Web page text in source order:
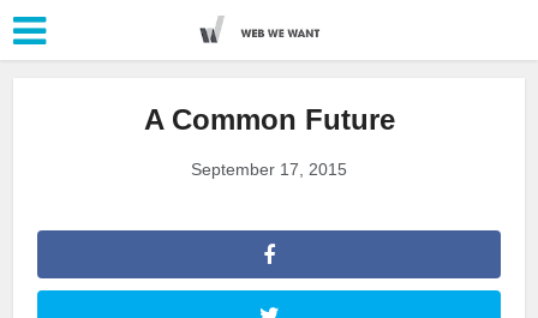
A Common Future
September 17, 2015